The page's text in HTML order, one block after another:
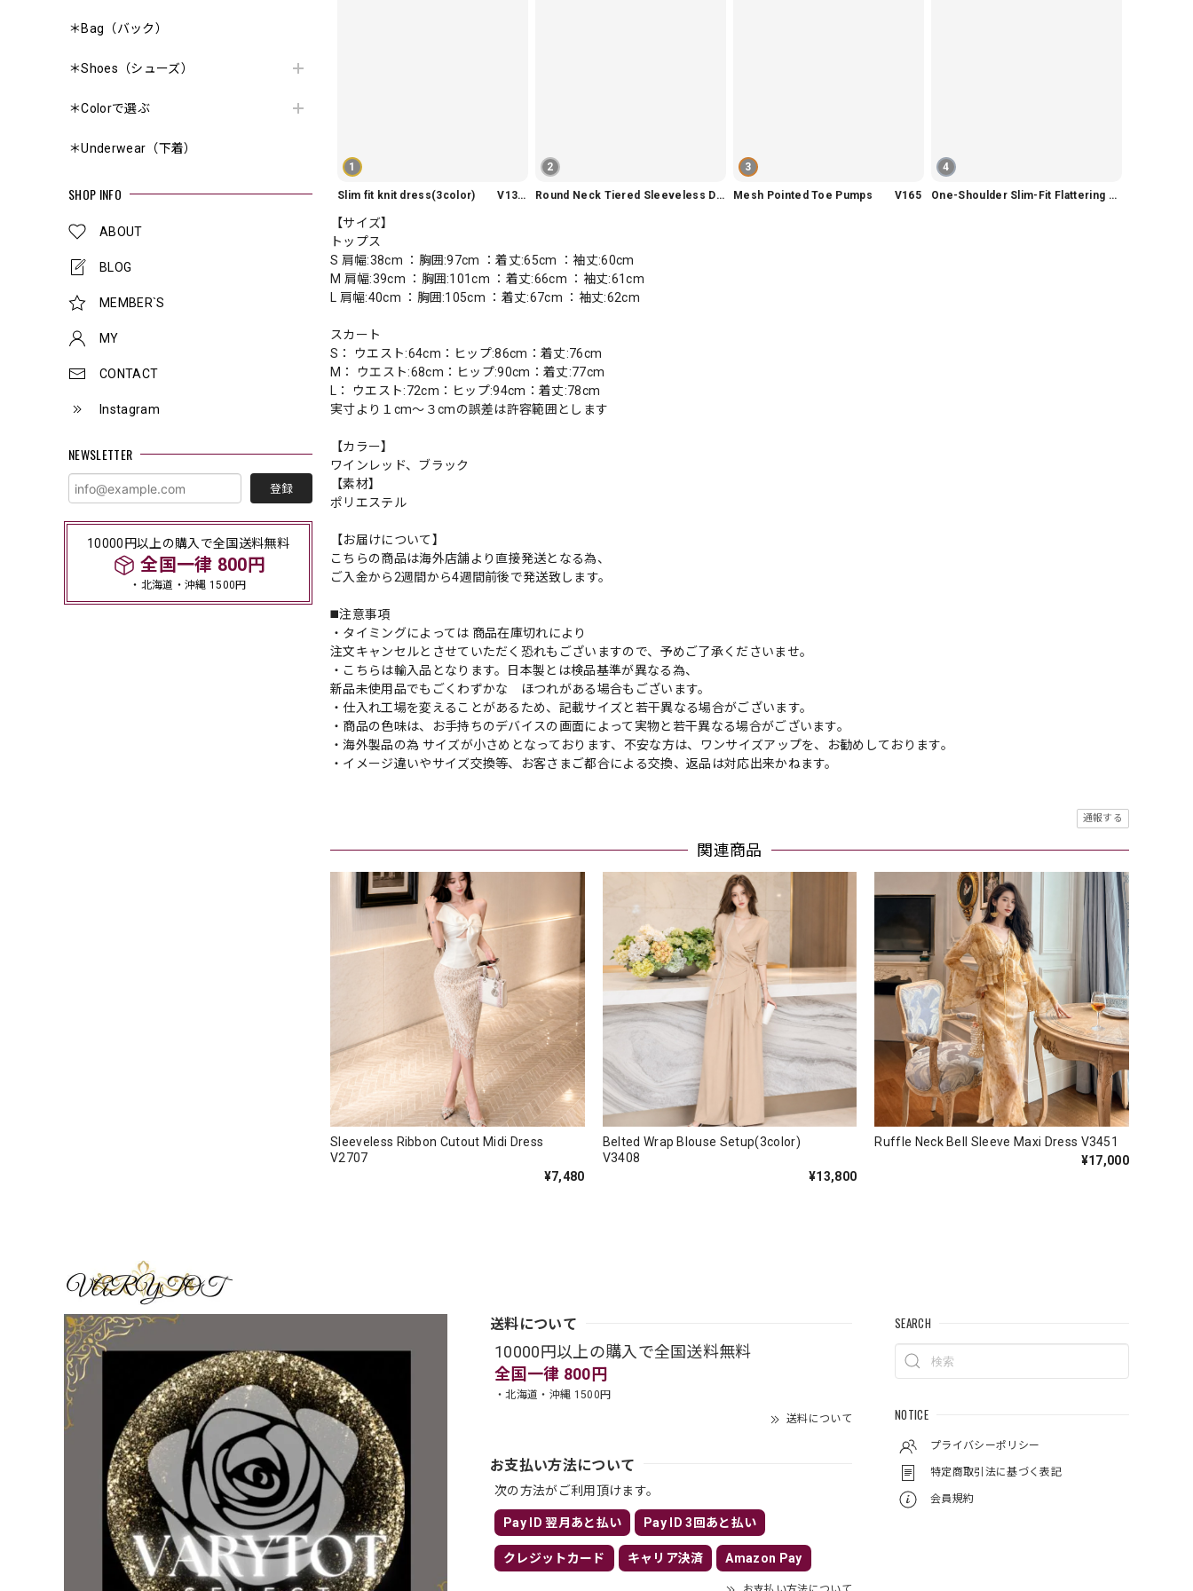
＊Bag（バック）
＊Shoes（シューズ）
＊Colorで選ぶ
＊Underwear（下着）
SHOP INFO
ABOUT
BLOG
MEMBER`S
MY
CONTACT
Instagram
NEWSLETTER
登録
10000円以上の購入で全国送料無料
全国一律 800円
・北海道・沖縄 1500円
1
Slim fit knit dress(3color) V1330
2
Round Neck Tiered Sleeveless Dress V2290
3
Mesh Pointed Toe Pumps V165
4
One-Shoulder Slim-Fit Flattering Mermaid Skirt Dress V2295
【サイズ】
トップス
S 肩幅:38cm ：胸囲:97cm ：着丈:65cm ：袖丈:60cm
M 肩幅:39cm ：胸囲:101cm ：着丈:66cm ：袖丈:61cm
L 肩幅:40cm ：胸囲:105cm ：着丈:67cm ：袖丈:62cm
スカート
S： ウエスト:64cm：ヒップ:86cm：着丈:76cm
M： ウエスト:68cm：ヒップ:90cm：着丈:77cm
L： ウエスト:72cm：ヒップ:94cm：着丈:78cm
実寸より１cm〜３cmの誤差は許容範囲とします
【カラー】
ワインレッド、ブラック
【素材】
ポリエステル
【お届けについて】
こちらの商品は海外店舗より直接発送となる為、
ご入金から2週間から4週間前後で発送致します。
◼️注意事項
・タイミングによっては 商品在庫切れにより
注文キャンセルとさせていただく恐れもございますので、予めご了承くださいませ。
・こちらは輸入品となります。日本製とは検品基準が異なる為、
新品未使用品でもごくわずかな ほつれがある場合もございます。
・仕入れ工場を変えることがあるため、記載サイズと若干異なる場合がございます。
・商品の色味は、お手持ちのデバイスの画面によって実物と若干異なる場合がございます。
・海外製品の為 サイズが小さめとなっております、不安な方は、ワンサイズアップを、お勧めしております。
・イメージ違いやサイズ交換等、お客さまご都合による交換、返品は対応出来かねます。
通報する
関連商品
Sleeveless Ribbon Cutout Midi Dress
V2707
¥7,480
Belted Wrap Blouse Setup(3color)
V3408
¥13,800
Ruffle Neck Bell Sleeve Maxi Dress V3451
¥17,000
送料について
10000円以上の購入で全国送料無料
全国一律 800円
・北海道・沖縄 1500円
送料について
お支払い方法について
次の方法がご利用頂けます。
Pay ID 翌月あと払い Pay ID 3回あと払い
クレジットカード キャリア決済 Amazon Pay
SEARCH
NOTICE
プライバシーポリシー
特定商取引法に基づく表記
会員規約